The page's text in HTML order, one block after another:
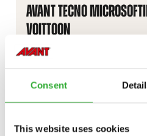
Consent
This website uses cookies
AVANT TECNO
VOITTOON